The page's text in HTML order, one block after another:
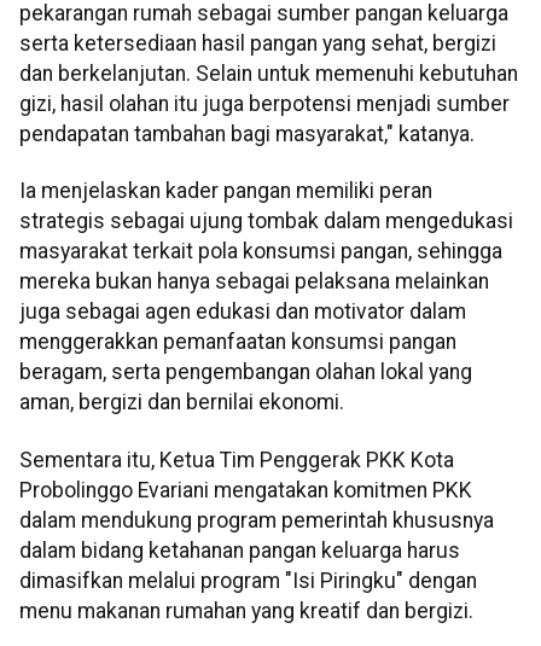
pekarangan rumah sebagai sumber pangan keluarga
serta ketersediaan hasil pangan yang sehat, bergizi
dan berkelanjutan. Selain untuk memenuhi kebutuhan
gizi, hasil olahan itu juga berpotensi menjadi sumber
pendapatan tambahan bagi masyarakat," katanya.
Ia menjelaskan kader pangan memiliki peran
strategis sebagai ujung tombak dalam mengedukasi
masyarakat terkait pola konsumsi pangan, sehingga
mereka bukan hanya sebagai pelaksana melainkan
juga sebagai agen edukasi dan motivator dalam
menggerakkan pemanfaatan konsumsi pangan
beragam, serta pengembangan olahan lokal yang
aman, bergizi dan bernilai ekonomi.
Sementara itu, Ketua Tim Penggerak PKK Kota
Probolinggo Evariani mengatakan komitmen PKK
dalam mendukung program pemerintah khususnya
dalam bidang ketahanan pangan keluarga harus
dimasifkan melalui program "Isi Piringku" dengan
menu makanan rumahan yang kreatif dan bergizi.